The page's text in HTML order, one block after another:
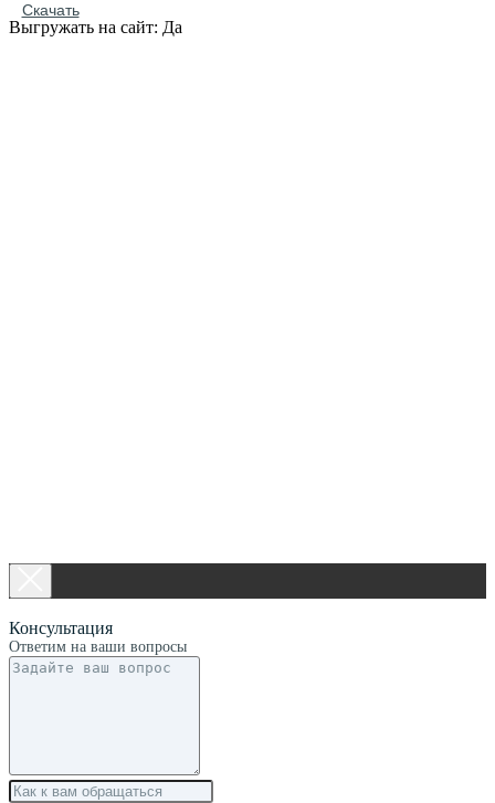
Скачать
Выгружать на сайт: Да
Консультация
Ответим на ваши вопросы